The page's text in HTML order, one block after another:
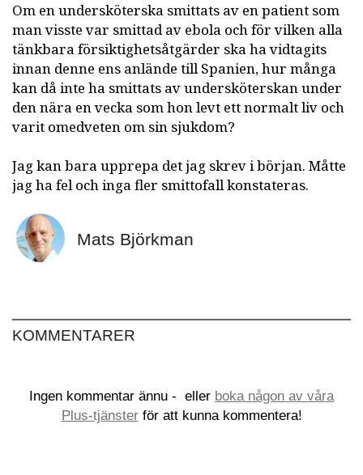
Om en undersköterska smittats av en patient som
man visste var smittad av ebola och för vilken alla
tänkbara försiktighetsåtgärder ska ha vidtagits
innan denne ens anlände till Spanien, hur många
kan då inte ha smittats av undersköterskan under
den nära en vecka som hon levt ett normalt liv och
varit omedveten om sin sjukdom?
Jag kan bara upprepa det jag skrev i början. Måtte
jag ha fel och inga fler smittofall konstateras.
Mats Björkman
KOMMENTARER
Ingen kommentar ännu - eller boka någon av våra
Plus-tjänsterför att kunna kommentera!